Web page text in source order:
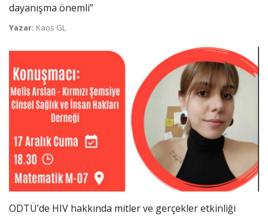
dayanışma önemli”
Yazar: Kaos GL
ODTÜ’de HIV hakkında mitler ve gerçekler etkinliği